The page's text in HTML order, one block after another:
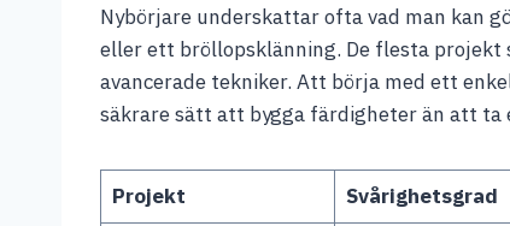
Nybörjare underskattar ofta vad man kan
eller ett bröllopsklänning. De flesta
avancerade tekniker. Att börja med ett
säkrare sätt att bygga färdigheter än att
Projekt Svårighetsgrad